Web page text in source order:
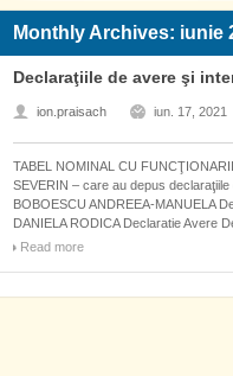
Monthly Archives: iunie
Declaraţiile de avere şi
ion.praisach iun. 17, 2021
TABEL NOMINAL CU
SEVERIN – care au depus
BOBOESCU ANDREEA-MANUELA
DANIELA RODICA Declaratie Avere
Read more